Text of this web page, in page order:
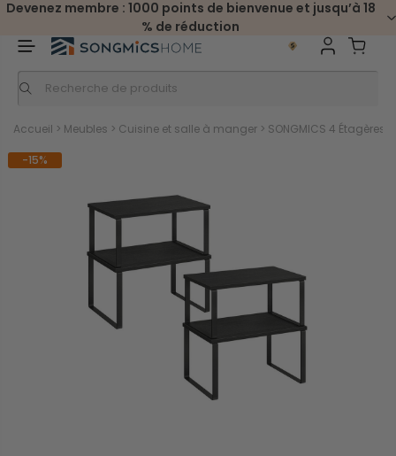
Devenez membre : 1000 points de bienvenue et jusqu’à 18
% de réduction
Accueil > Meubles > Cuisine et salle à manger > SONGMICS 4
-15%